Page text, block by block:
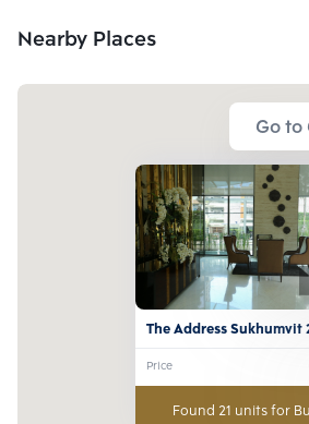
Nearby Places
Go to
The Address Sukhumvit
Price
Found 21 units for